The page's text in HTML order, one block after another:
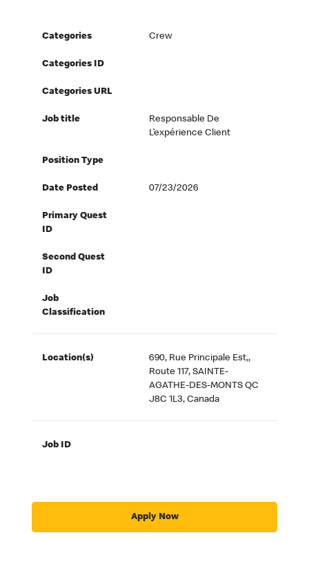
Categories Crew
Categories ID
Categories URL
Job title
Responsable De
L’expérience Client
Position Type
Date Posted 07/23/2026
Primary Quest
ID
Second Quest
ID
Job
Classification
Location(s)
690, Rue Principale Est,,
Route 117, SAINTE-
AGATHE-DES-MONTS QC
J8C 1L3, Canada
Job ID
Apply Now